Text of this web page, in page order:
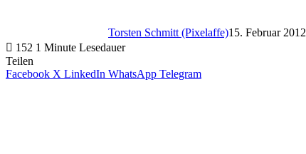
Torsten Schmitt (Pixelaffe)15. Februar 2012
152 1 Minute Lesedauer
Teilen
Facebook X LinkedIn WhatsApp Telegram